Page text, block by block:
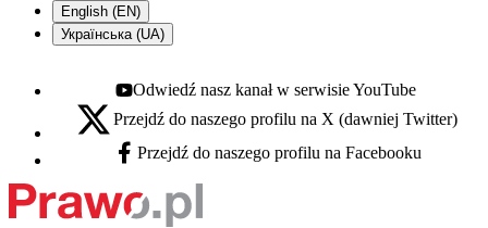
English (EN)
Українська (UA)
Youtube - otwiera się w nowej karcie
Odwiedź nasz kanał w serwisie YouTube
X - otwiera się w nowej karcie
Przejdź do naszego profilu na X (dawniej Twitter)
Facebook - otwiera się w nowej karcie
Przejdź do naszego profilu na Facebooku